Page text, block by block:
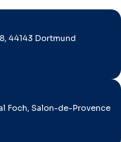
44143 Dortmund
Foch, Salon-de-Provence